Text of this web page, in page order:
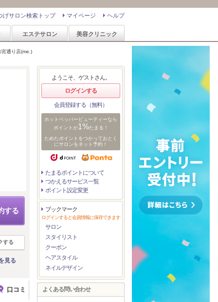
ヘルプ
マイページ
げサロン検索トップ
エステサロン 美容クリニック
宮通り店(me.)
する
する
見る
口コミ
ようこそ、ゲストさん。
ログインする
会員登録する（無料）
ホットペッパービューティーなら
ポイントが1%たまる！
ためたポイントをつかっておとく
にサロンをネット予約！
たまるポイントについて
つかえるサービス一覧
ポイント設定変更
ブックマーク
ログインすると会員情報に保存できます
サロン
スタイリスト
クーポン
ヘアスタイル
ネイルデザイン
よくある問い合わせ